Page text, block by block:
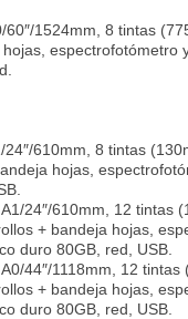
60″/1524mm, 8 tintas
espectrofotómetro
24″/610mm, 8 tintas
hojas,
A1/24″/610mm, 12 tintas
+ bandeja hojas,
duro 80GB, red, USB.
A0/44″/1118mm, 12
+ bandeja hojas,
duro 80GB, red, USB.